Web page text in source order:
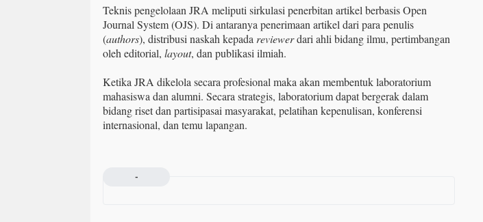
Teknis pengelolaan JRA meliputi sirkulasi penerbitan artikel berbasis Open
Journal System (OJS). Di antaranya penerimaan artikel dari para penulis
(authors), distribusi naskah kepada reviewerdari ahli bidang ilmu, pertimbangan
oleh editorial, layout, dan publikasi ilmiah.
Ketika JRA dikelola secara profesional maka akan membentuk laboratorium
mahasiswa dan alumni. Secara strategis, laboratorium dapat bergerak dalam
bidang riset dan partisipasai masyarakat, pelatihan kepenulisan, konferensi
internasional, dan temu lapangan.
-